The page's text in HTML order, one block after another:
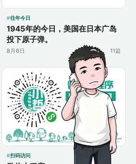
往年今日
1945年的今日，美国在日本广岛
投下原子弹。
8月6日 11篇
扫码访问